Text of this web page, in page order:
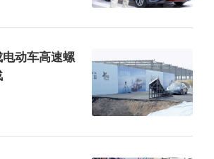
动车高速螺